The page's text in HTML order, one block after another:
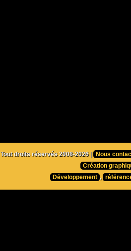
Tout droits réservés 2008-2026 |
Nous
Création
Développement ,